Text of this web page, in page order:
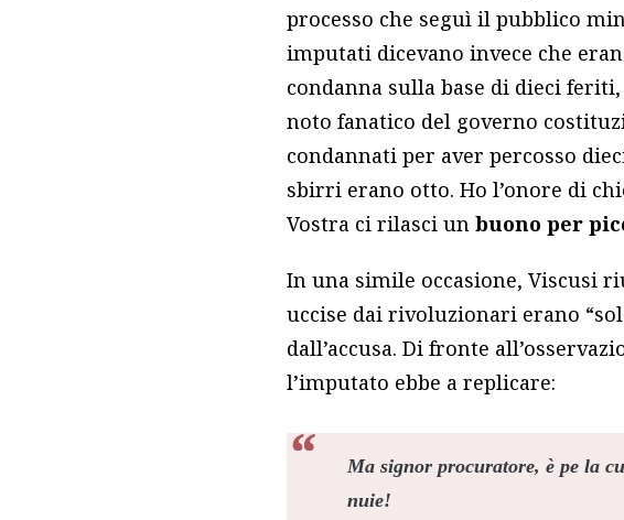
processo che seguì il pubblico
imputati dicevano invece che
condanna sulla base di dieci
noto fanatico del governo
condannati per aver percosso
sbirri erano otto. Ho l’onore di
Vostra ci rilasci unbuono per
In una simile occasione, Viscusi
uccise dai rivoluzionari erano
dall’accusa. Di fronte
l’imputato ebbe a replicare:
Ma signor procuratore,è pe la
nuie!